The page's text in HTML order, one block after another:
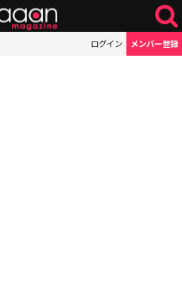
ログイン メンバー登録